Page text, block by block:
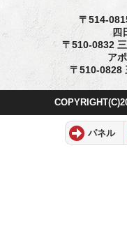
〒514-
四
〒510-0832
ア
〒510-0828
パネル